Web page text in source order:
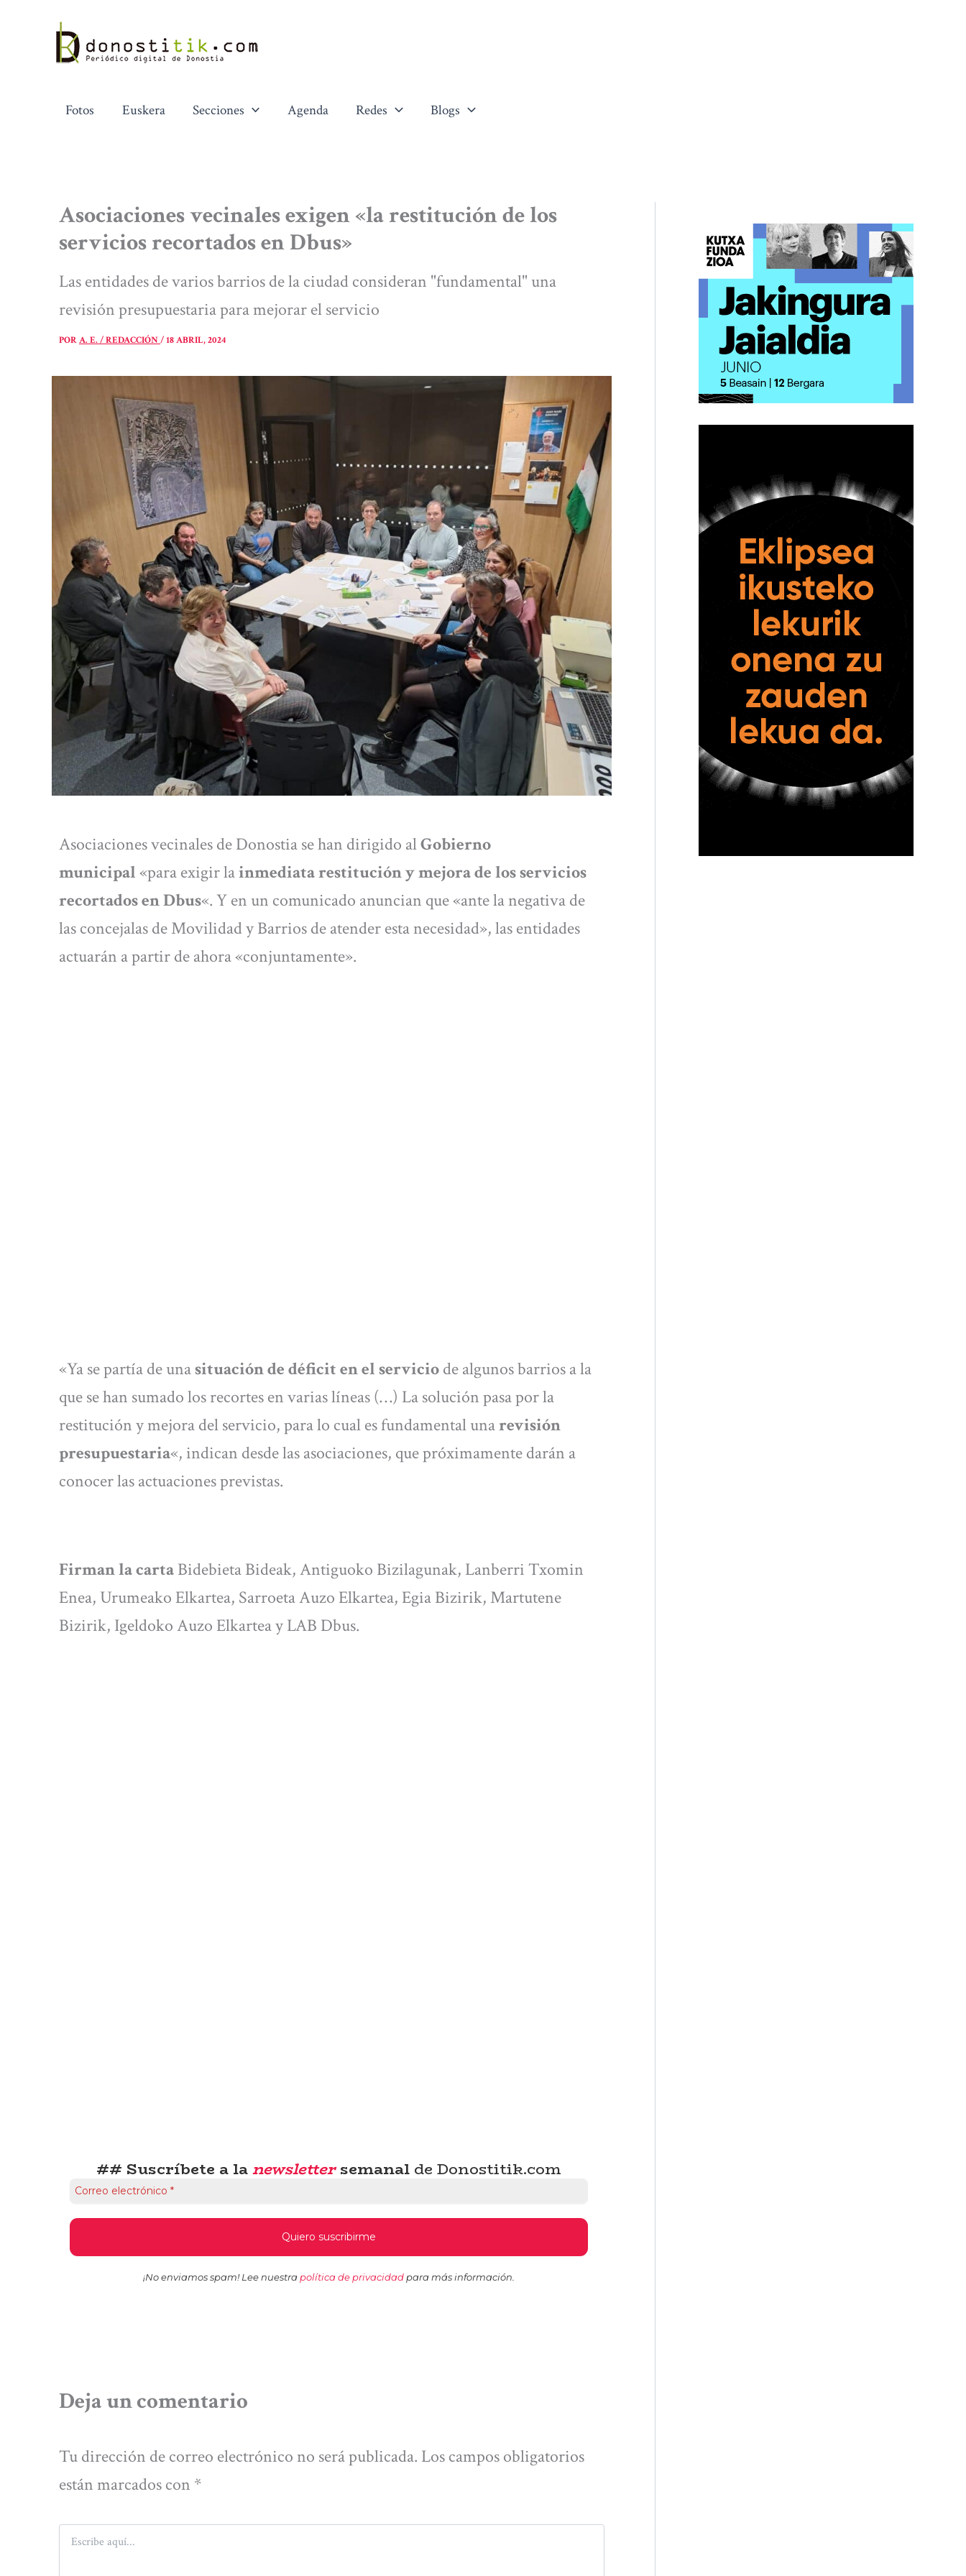
contenido
Fotos Euskera Secciones Agenda Redes Blogs
Asociaciones vecinales exigen «la restitución de los
servicios recortados en Dbus»
Las entidades de varios barrios de la ciudad consideran "fundamental" una
revisión presupuestaria para mejorar el servicio
PORA. E. / REDACCIÓN/18 ABRIL, 2024
Asociaciones vecinales de Donostia se han dirigido alGobierno
municipal«para exigir lainmediata restitución y mejora de los servicios
recortados en Dbus«. Y en un comunicado anuncian que «ante la negativa de
las concejalas de Movilidad y Barrios de atender esta necesidad», las entidades
actuarán a partir de ahora «conjuntamente».
«Ya se partía de unasituación de déficit en el serviciode algunos barrios a la
que se han sumado los recortes en varias líneas (…) La solución pasa por la
restitución y mejora del servicio, para lo cual es fundamental unarevisión
presupuestaria«, indican desde las asociaciones, que próximamente darán a
conocer las actuaciones previstas.
Firman la cartaBidebieta Bideak, Antiguoko Bizilagunak, Lanberri Txomin
Enea, Urumeako Elkartea, Sarroeta Auzo Elkartea, Egia Bizirik, Martutene
Bizirik, Igeldoko Auzo Elkartea y LAB Dbus.
## Suscríbete a lanewslettersemanal de Donostitik.com
¡No enviamos spam! Lee nuestra política de privacidad para más información.
Deja un comentario
Tu dirección de correo electrónico no será publicada. Los campos obligatorios
están marcados con *
Escribe
aquí...